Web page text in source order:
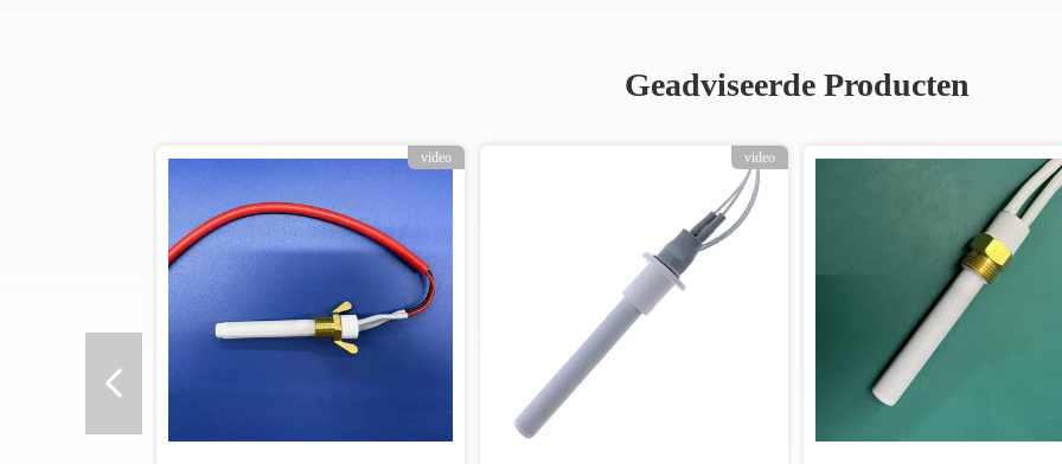
Geadviseerde Producten
video